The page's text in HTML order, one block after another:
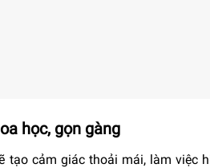
học, gọn gàng
tạo cảm giác thoải mái, làm việc